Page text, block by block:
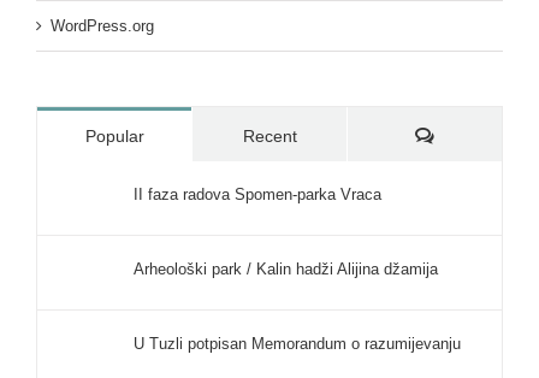
WordPress.org
Popular Recent Comments
II faza radova Spomen-parka Vraca
Arheološki park / Kalin hadži Alijina džamija
U Tuzli potpisan Memorandum o razumijevanju